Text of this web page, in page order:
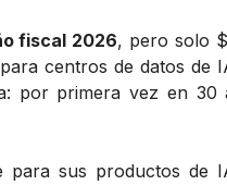
fiscal 2026, pero solo
centros de datos de
por primera vez en
para sus productos de